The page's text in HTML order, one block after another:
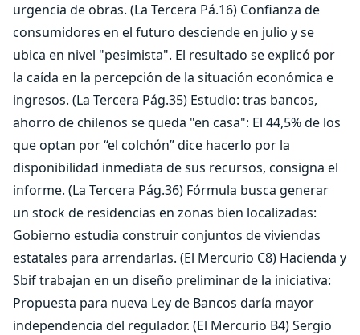
urgencia de obras. (La Tercera Pá.16) Confianza de
consumidores en el futuro desciende en julio y se
ubica en nivel "pesimista". El resultado se explicó por
la caída en la percepción de la situación económica e
ingresos. (La Tercera Pág.35) Estudio: tras bancos,
ahorro de chilenos se queda "en casa": El 44,5% de los
que optan por “el colchón” dice hacerlo por la
disponibilidad inmediata de sus recursos, consigna el
informe. (La Tercera Pág.36) Fórmula busca generar
un stock de residencias en zonas bien localizadas:
Gobierno estudia construir conjuntos de viviendas
estatales para arrendarlas. (El Mercurio C8) Hacienda y
Sbif trabajan en un diseño preliminar de la iniciativa:
Propuesta para nueva Ley de Bancos daría mayor
independencia del regulador. (El Mercurio B4) Sergio